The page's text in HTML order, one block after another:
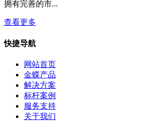
拥有完善的市...
查看更多
快捷导航
网站首页
金蝶产品
解决方案
标杆案例
服务支持
关于我们